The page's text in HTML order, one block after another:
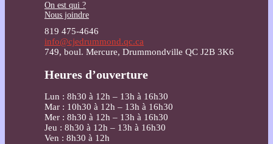
On est qui ?
Nous joindre
819 475-4646
info@cjedrummond.qc.ca
749, boul. Mercure, Drummondville QC J2B 3K6
Heures d’ouverture
Lun : 8h30 à 12h – 13h à 16h30
Mar : 10h30 à 12h – 13h à 16h30
Mer : 8h30 à 12h – 13h à 16h30
Jeu : 8h30 à 12h – 13h à 16h30
Ven : 8h30 à 12h